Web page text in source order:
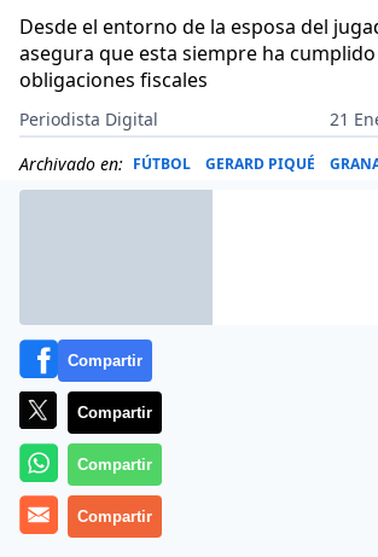
Desde el entorno de la esposa del
asegura que esta siempre ha
obligaciones fiscales
Periodista Digital
21
Archivado en: FÚTBOL GERARD PIQUÉ
Compartir
Compartir
Compartir
Compartir